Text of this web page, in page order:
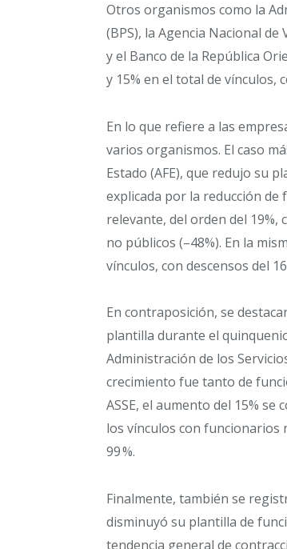
Otros organismos como la
(BPS), la Agencia Nacional
y el Banco de la República
y 15% en el total de vínculos,
En lo que refiere a las
varios organismos. El caso
Estado (AFE), que redujo su
explicada por la reducción
relevante, del orden del
no públicos (–48%). En la
vínculos, con descensos del
En contraposición, se
plantilla durante el
Administración de los
crecimiento fue tanto de
ASSE, el aumento del 15%
los vínculos con funcionarios
99 %.
Finalmente, también se
disminuyó su plantilla de
tendencia general de